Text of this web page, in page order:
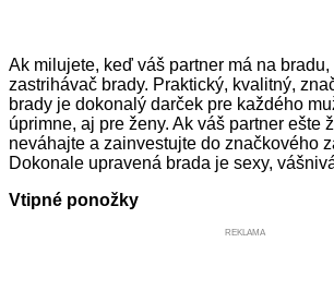
Ak milujete, keď váš partner má na
zastrihávač brady. Praktický, kvalitný,
brady je dokonalý darček pre každého
úprimne, aj pre ženy. Ak váš partner ešte
neváhajte a zainvestujte do značkového
Dokonale upravená brada je sexy,
Vtipné ponožky
REKLAMA